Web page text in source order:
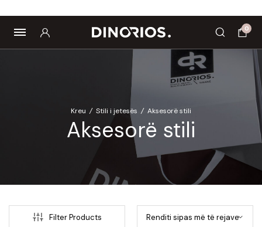
0
Kreu / Stili i jetesës / Aksesorë stili
Aksesorë stili
Filter Products